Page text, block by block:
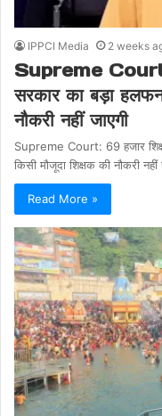
IPPCI Media 2 weeks
Supreme Court:
सरकार का बड़ा
नौकरी नहीं जाएगी
Supreme Court: 69 हजार
किसी मौजूदा शिक्षक की नौकरी
Read More »